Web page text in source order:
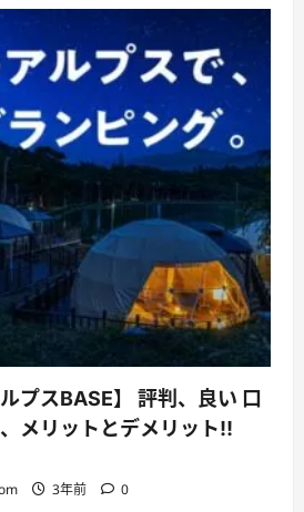
プスBASE】 評判、良い 口
メリットとデメリット!!
3年前 0